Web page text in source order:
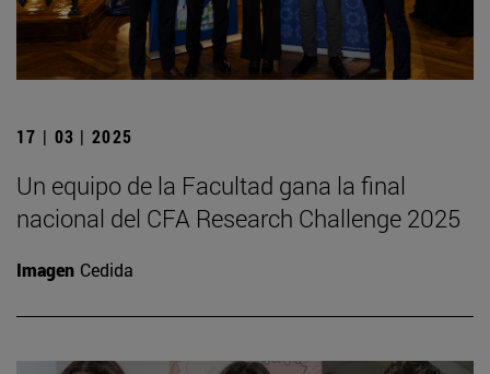
17 | 03 | 2025
Un equipo de la Facultad gana la final
nacional del CFA Research Challenge 2025
Imagen Cedida